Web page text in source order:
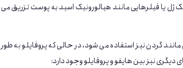
ژل یا فیلرهایی مانند هیالورونیک اسید به پوست تزریق می
گردن نیز استفاده می ‌شود، در حالی که پروفایلو به طور
نیز بین هایفو و پروفایلو وجود دارد: